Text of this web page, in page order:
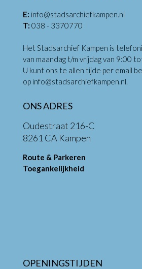
E: info@stadsarchiefkampen.nl
T: 038 - 3370770
Het Stadsarchief Kampen is
van maandag t/m vrijdag van 9:00
U kunt ons te allen tijde per email
op info@stadsarchiefkampen.nl.
ONS ADRES
Oudestraat 216-C
8261 CA Kampen
Route & Parkeren
Toegankelijkheid
OPENINGSTIJDEN